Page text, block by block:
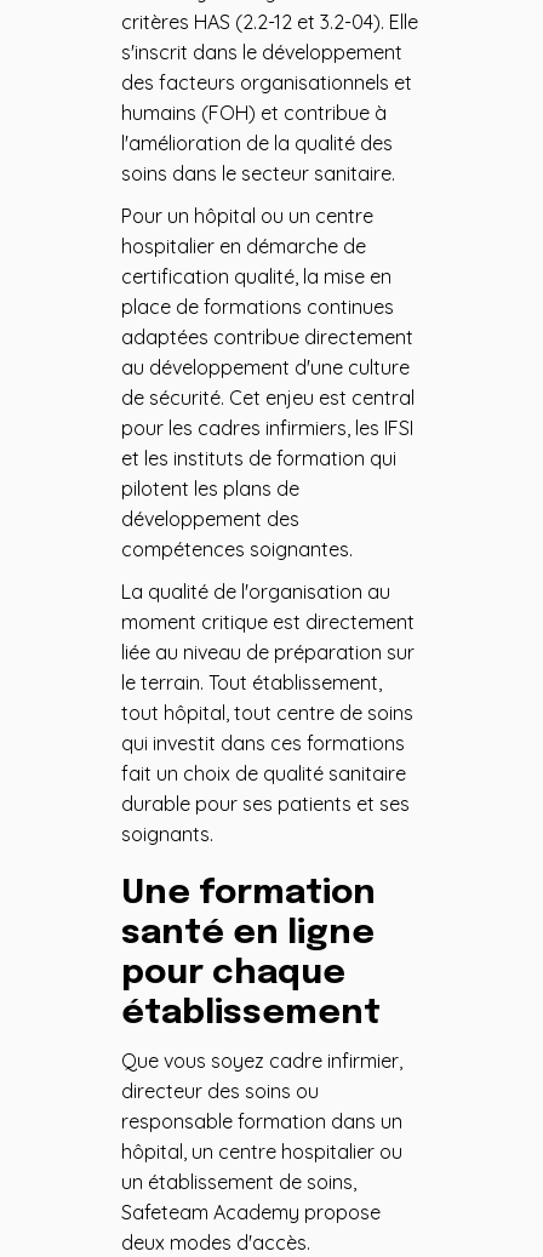
critères HAS (2.2-12 et 3.2-04). Elle
s'inscrit dans le développement
des facteurs organisationnels et
humains (FOH) et contribue à
l'amélioration de la qualité des
soins dans le secteur sanitaire.
Pour un hôpital ou un centre
hospitalier en démarche de
certification qualité, la mise en
place de formations continues
adaptées contribue directement
au développement d'une culture
de sécurité. Cet enjeu est central
pour les cadres infirmiers, les IFSI
et les instituts de formation qui
pilotent les plans de
développement des
compétences soignantes.
La qualité de l'organisation au
moment critique est directement
liée au niveau de préparation sur
le terrain. Tout établissement,
tout hôpital, tout centre de soins
qui investit dans ces formations
fait un choix de qualité sanitaire
durable pour ses patients et ses
soignants.
Une formation
santé en ligne
pour chaque
établissement
Que vous soyez cadre infirmier,
directeur des soins ou
responsable formation dans un
hôpital, un centre hospitalier ou
un établissement de soins,
Safeteam Academy propose
deux modes d'accès.